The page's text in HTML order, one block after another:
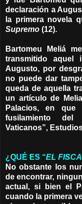
declaración a
la primera novela
Supremo (12).
Bartomeu Meliá
transmitido aquel
Augusto, por
no puede dar
queda de aquella
un artículo de
Palacios, en que
fusilamiento del
Vaticanos”,
¿QUÉ ES “EL
No obstante los
de encontrar,
actual, si bien el
cuando la primera